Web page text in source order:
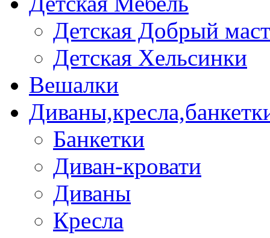
Детская Добрый
Детская Хельсинки
Вешалки
Банкетки
Диван-кровати
Диваны
Кресла